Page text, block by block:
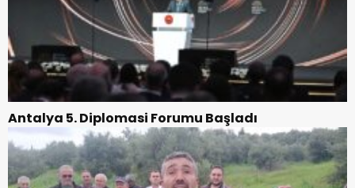
Antalya 5. Diplomasi Forumu Başladı